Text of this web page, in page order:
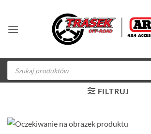
zawartości
Wyszukiwarka
produktów
FILTRUJ